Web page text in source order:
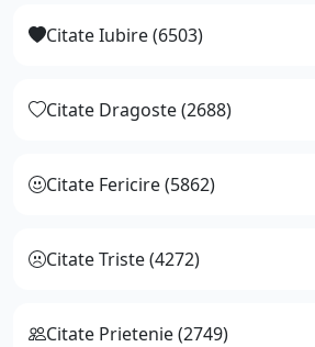
Citate Iubire (6503)
Citate Dragoste (2688)
Citate Fericire (5862)
Citate Triste (4272)
Citate Prietenie (2749)